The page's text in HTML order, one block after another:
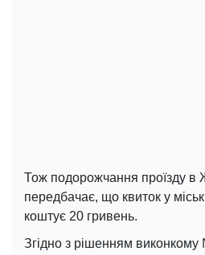
Тож подорожчання проїзду в
передбачає, що квиток у
коштує 20 гривень.
Згідно з рішенням виконкому